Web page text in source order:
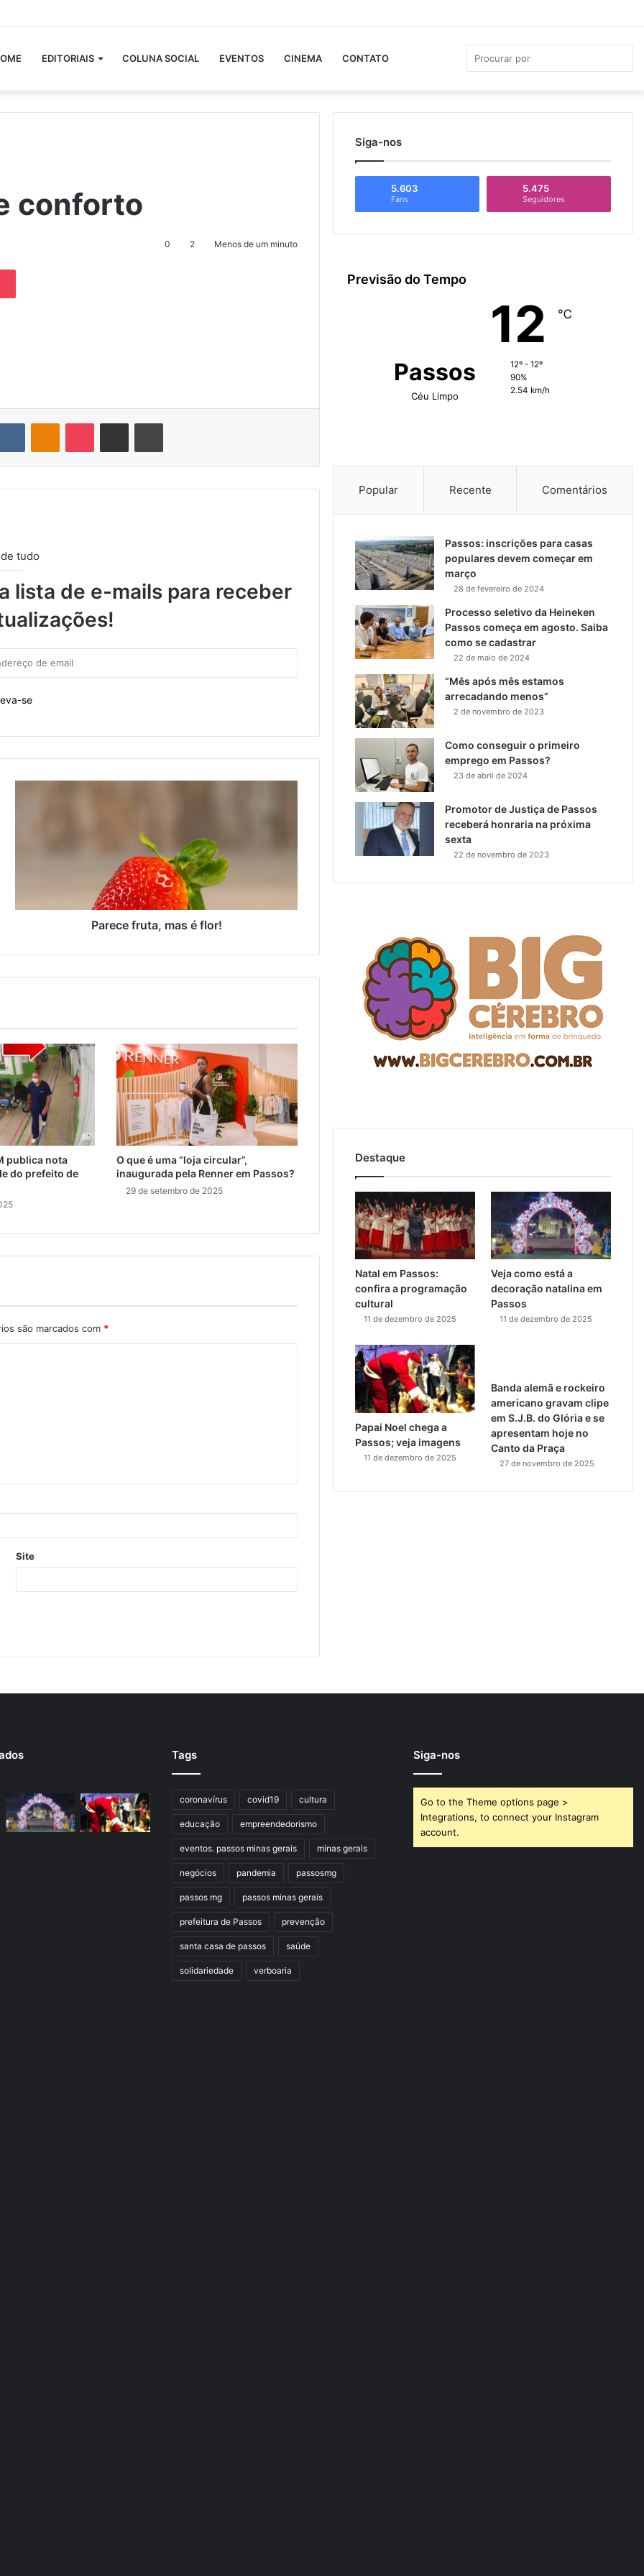
EDITORIAIS COLUNA SOCIAL EVENTOS CINEMA CONTATO
conforto
0 2 Menos de um minuto
tudo
lista de e-mails para receber
Parece fruta, mas é flor!
publica nota
do prefeito de
O que é uma “loja circular”,
inaugurada pela Renner em Passos?
29 de setembro de 2025
são marcados com *
Site
Siga-nos
5.603
Fans
5.475
Seguidores
Previsão do Tempo
Passos
Céu Limpo
12 ℃
12º - 12º
90%
2.54 km/h
Popular Recente Comentários
Passos: inscrições para casas
populares devem começar em
março
28 de fevereiro de 2024
Processo seletivo da Heineken
Passos começa em agosto. Saiba
como se cadastrar
22 de maio de 2024
“Mês após mês estamos
arrecadando menos”
2 de novembro de 2023
Como conseguir o primeiro
emprego em Passos?
23 de abril de 2024
Promotor de Justiça de Passos
receberá honraria na próxima
sexta
22 de novembro de 2023
Destaque
Natal em Passos:
confira a programação
cultural
11 de dezembro de 2025
Veja como está a
decoração natalina em
Passos
11 de dezembro de 2025
Papai Noel chega a
Passos; veja imagens
11 de dezembro de 2025
Banda alemã e rockeiro
americano gravam clipe
em S.J.B. do Glória e se
apresentam hoje no
Canto da Praça
27 de novembro de 2025
Tags
coronavírus covid19 cultura
educação empreendedorismo
eventos. passos minas gerais minas gerais
negócios pandemia passosmg
passos mg passos minas gerais
prefeitura de Passos prevenção
santa casa de passos saúde
solidariedade verboaria
Siga-nos
Go to the Theme options page >
Integrations, to connect your Instagram
account.